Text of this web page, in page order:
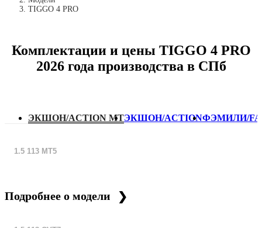
TIGGO 4 PRO
Комплектации и цены TIGGO 4 PRO
2026 года производства в СПб
ЭКШОН/ACTION MTЭКШОН/ACTIONФЭМИЛИ/
1.5 113 MT5
Подробнее о модели